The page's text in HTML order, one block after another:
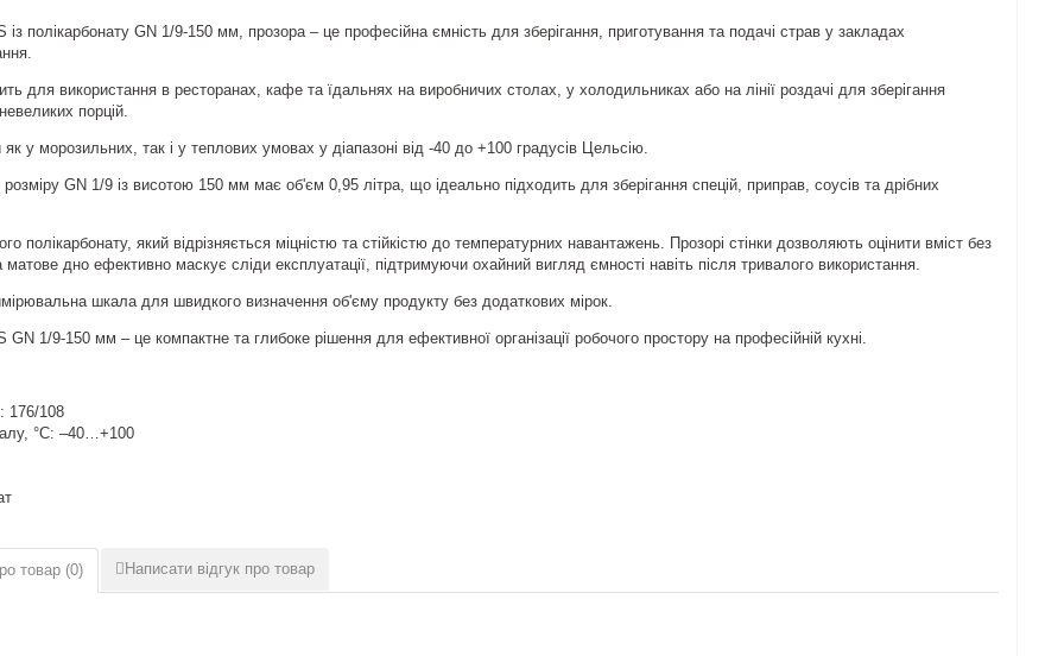
із полікарбонату GN 1/9-150 мм, прозора – це професійна ємність для зберігання, приготування та подачі страв у закладах
для використання в ресторанах, кафе та їдальнях на виробничих столах, у холодильниках або на лінії роздачі для зберігання
порцій.
у морозильних, так і у теплових умовах у діапазоні від -40 до +100 градусів Цельсію.
GN 1/9 із висотою 150 мм має об'єм 0,95 літра, що ідеально підходить для зберігання спецій, приправ, соусів та дрібних
полікарбонату, який відрізняється міцністю та стійкістю до температурних навантажень. Прозорі стінки дозволяють оцінити вміст без
матове дно ефективно маскує сліди експлуатації, підтримуючи охайний вигляд ємності навіть після тривалого використання.
шкала для швидкого визначення об'єму продукту без додаткових мірок.
GN 1/9-150 мм – це компактне та глибоке рішення для ефективної організації робочого простору на професійній кухні.
176/108
°C: –40…+100
товар (0) Написати відгук про товар